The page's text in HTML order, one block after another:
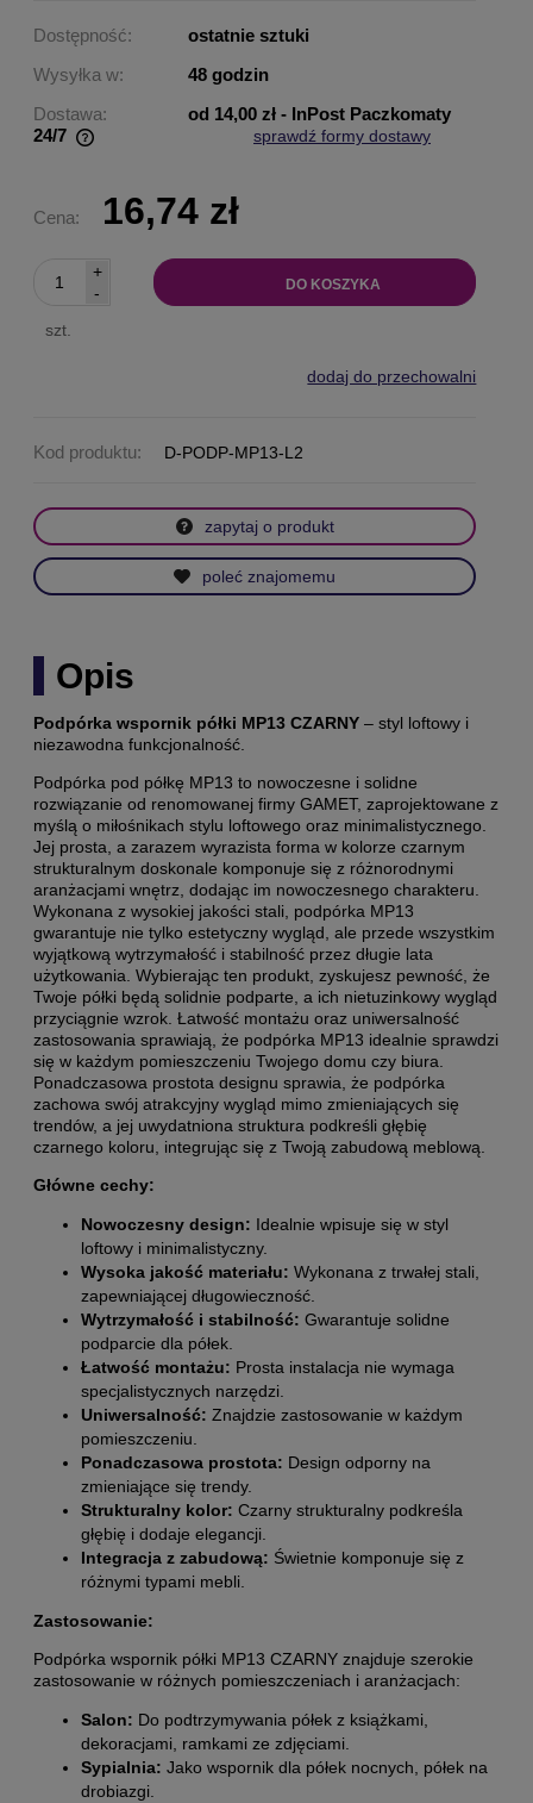
Dostępność:
ostatnie sztuki
Wysyłka w:
48 godzin
Dostawa:
od 14,00 zł - InPost Paczkomaty
24/7
sprawdź formy dostawy
Cena: 16,74 zł
-
+
szt.
DO KOSZYKA
dodaj do przechowalni
Kod produktu: D-PODP-MP13-L2
zapytaj o produkt
poleć znajomemu
Opis
Podpórka wspornik półki MP13 CZARNY – styl loftowy i
niezawodna funkcjonalność.
Podpórka pod półkę MP13 to nowoczesne i solidne
rozwiązanie od renomowanej firmy GAMET, zaprojektowane z
myślą o miłośnikach stylu loftowego oraz minimalistycznego.
Jej prosta, a zarazem wyrazista forma w kolorze czarnym
strukturalnym doskonale komponuje się z różnorodnymi
aranżacjami wnętrz, dodając im nowoczesnego charakteru.
Wykonana z wysokiej jakości stali, podpórka MP13
gwarantuje nie tylko estetyczny wygląd, ale przede wszystkim
wyjątkową wytrzymałość i stabilność przez długie lata
użytkowania. Wybierając ten produkt, zyskujesz pewność, że
Twoje półki będą solidnie podparte, a ich nietuzinkowy wygląd
przyciągnie wzrok. Łatwość montażu oraz uniwersalność
zastosowania sprawiają, że podpórka MP13 idealnie sprawdzi
się w każdym pomieszczeniu Twojego domu czy biura.
Ponadczasowa prostota designu sprawia, że podpórka
zachowa swój atrakcyjny wygląd mimo zmieniających się
trendów, a jej uwydatniona struktura podkreśli głębię
czarnego koloru, integrując się z Twoją zabudową meblową.
Główne cechy:
Nowoczesny design: Idealnie wpisuje się w styl
loftowy i minimalistyczny.
Wysoka jakość materiału: Wykonana z trwałej stali,
zapewniającej długowieczność.
Wytrzymałość i stabilność: Gwarantuje solidne
podparcie dla półek.
Łatwość montażu: Prosta instalacja nie wymaga
specjalistycznych narzędzi.
Uniwersalność: Znajdzie zastosowanie w każdym
pomieszczeniu.
Ponadczasowa prostota: Design odporny na
zmieniające się trendy.
Strukturalny kolor: Czarny strukturalny podkreśla
głębię i dodaje elegancji.
Integracja z zabudową: Świetnie komponuje się z
różnymi typami mebli.
Zastosowanie:
Podpórka wspornik półki MP13 CZARNY znajduje szerokie
zastosowanie w różnych pomieszczeniach i aranżacjach:
Salon: Do podtrzymywania półek z książkami,
dekoracjami, ramkami ze zdjęciami.
Sypialnia: Jako wspornik dla półek nocnych, półek na
drobiazgi.